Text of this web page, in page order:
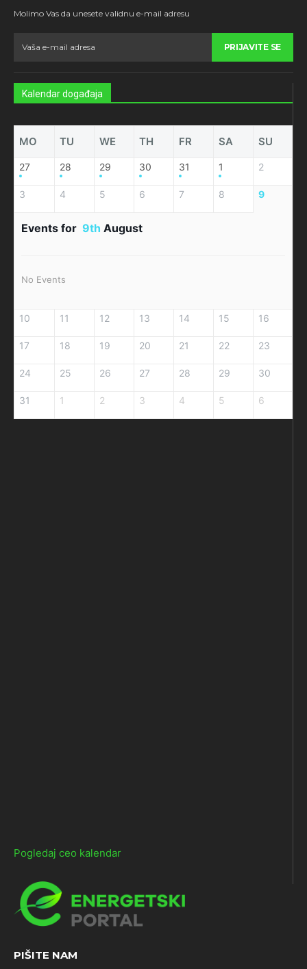
Molimo Vas da unesete validnu e-mail adresu
PRIJAVITE SE
Kalendar događaja
MO TU WE TH FR SA SU
27 28 29 30 31 1 2
3 4 5 6 7 8 9
Events for 9th August
No Events
10 11 12 13 14 15 16
17 18 19 20 21 22 23
24 25 26 27 28 29 30
31 1 2 3 4 5 6
Pogledaj ceo kalendar
PIŠITE NAM